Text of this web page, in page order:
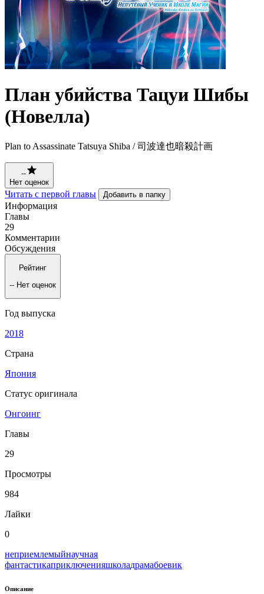
План убийства Тацуи Шибы
(Новелла)
Plan to Assassinate Tatsuya Shiba / 司波達也暗殺計画
--
Нет оценок
Читать с первой главы Добавить в папку
Информация
Главы
29
Комментарии
Обсуждения
Рейтинг
-- Нет оценок
Год выпуска
2018
Страна
Япония
Статус оригинала
Онгоинг
Главы
29
Просмотры
984
Лайки
0
неприемлемыйнаучная
фантастикаприключенияшколадрамабоевик
Описание